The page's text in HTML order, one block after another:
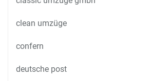
clean umzüge
confern
deutsche post